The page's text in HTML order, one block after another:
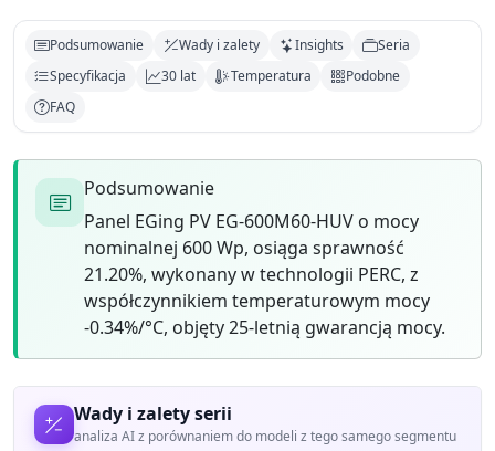
Podsumowanie Wady i zalety Insights
Seria
Specyfikacja
30 lat Temperatura
Podobne
FAQ
Podsumowanie
Panel EGing PV EG-600M60-HUV o mocy
nominalnej 600 Wp, osiąga sprawność
21.20%, wykonany w technologii PERC, z
współczynnikiem temperaturowym mocy
-0.34%/°C, objęty 25-letnią gwarancją mocy.
Wady i zalety serii
analiza AI z porównaniem do modeli z tego samego segmentu